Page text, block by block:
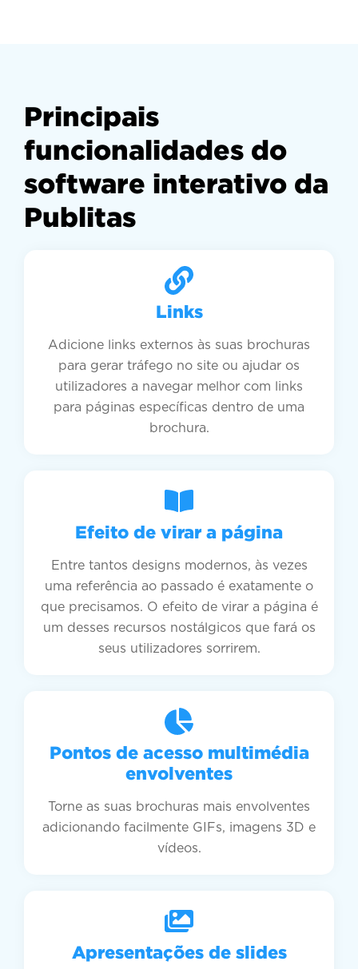
Principais
funcionalidades do
software interativo da
Publitas
Links
Adicione links externos às suas brochuras
para gerar tráfego no site ou ajudar os
utilizadores a navegar melhor com links
para páginas específicas dentro de uma
brochura.
Efeito de virar a página
Entre tantos designs modernos, às vezes
uma referência ao passado é exatamente o
que precisamos. O efeito de virar a página é
um desses recursos nostálgicos que fará os
seus utilizadores sorrirem.
Pontos de acesso multimédia
envolventes
Torne as suas brochuras mais envolventes
adicionando facilmente GIFs, imagens 3D e
vídeos.
Apresentações de slides